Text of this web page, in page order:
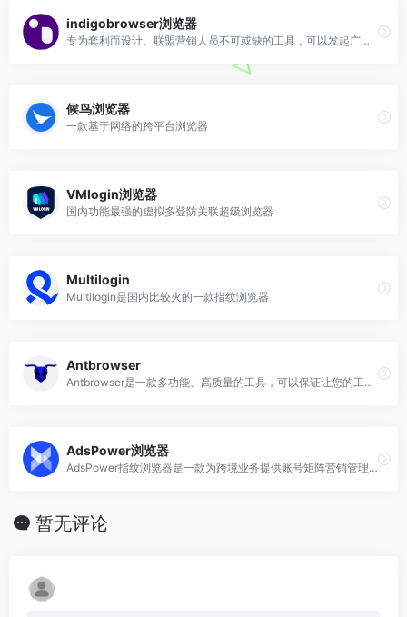
indigobrowser浏览器
专为套利而设计。联盟营销人员不可或缺的工具，可以发起广告活动、创建用于上传应用程序的帐户以及各种
候鸟浏览器
一款基于网络的跨平台浏览器
VMlogin浏览器
国内功能最强的虚拟多登防关联超级浏览器
Multilogin
Multilogin是国内比较火的一款指纹浏览器
Antbrowser
Antbrowser是一款多功能、高质量的工具，可以保证让您的工作更轻松，从而增加您的收入。
AdsPower浏览器
AdsPower指纹浏览器是一款为跨境业务提供账号矩阵营销管理专用指纹浏览器
暂无评论